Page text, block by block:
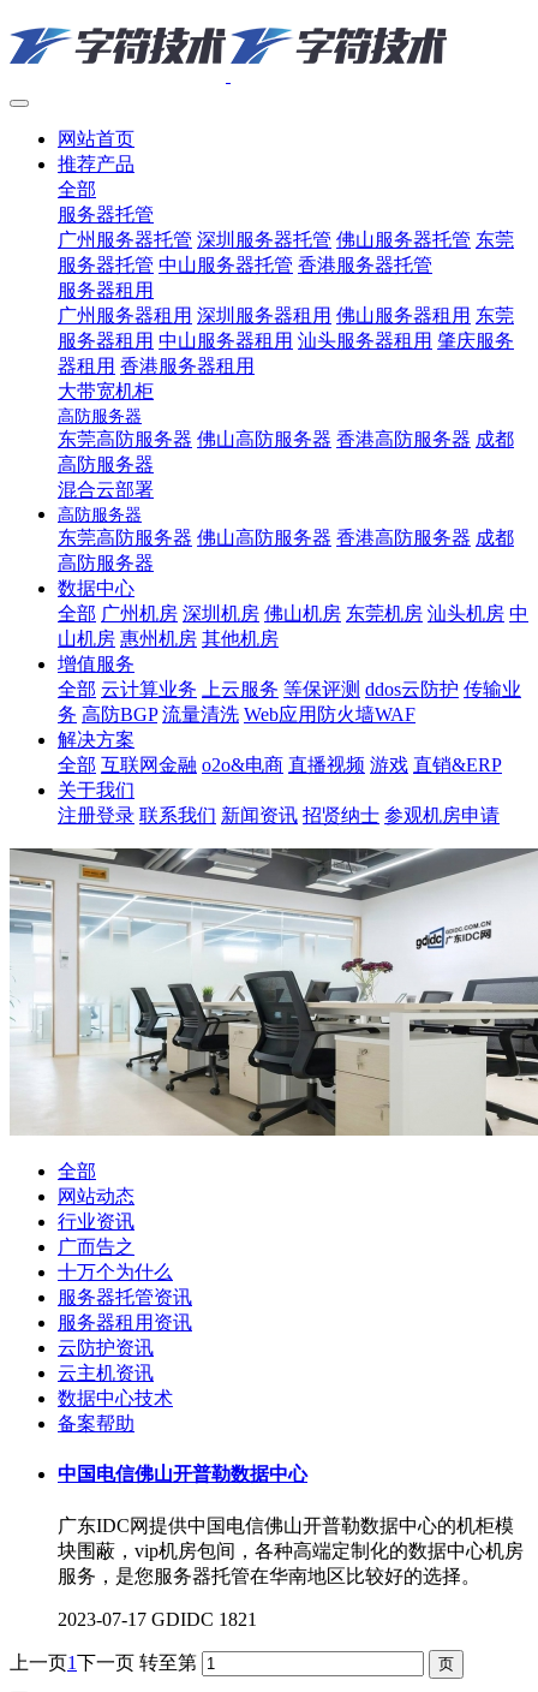
网站首页
推荐产品
全部
服务器托管
广州服务器托管 深圳服务器托管 佛山服务器托管 东莞
服务器托管 中山服务器托管 香港服务器托管
服务器租用
广州服务器租用 深圳服务器租用 佛山服务器租用 东莞
服务器租用 中山服务器租用 汕头服务器租用 肇庆服务
器租用 香港服务器租用
大带宽机柜
高防服务器
东莞高防服务器 佛山高防服务器 香港高防服务器 成都
高防服务器
混合云部署
高防服务器
东莞高防服务器 佛山高防服务器 香港高防服务器 成都
高防服务器
数据中心
全部 广州机房 深圳机房 佛山机房 东莞机房 汕头机房 中
山机房 惠州机房 其他机房
增值服务
全部 云计算业务 上云服务 等保评测 ddos云防护 传输业
务 高防BGP 流量清洗 Web应用防火墙WAF
解决方案
全部 互联网金融 o2o&电商 直播视频 游戏 直销&ERP
关于我们
注册登录 联系我们 新闻资讯 招贤纳士 参观机房申请
全部
网站动态
行业资讯
广而告之
十万个为什么
服务器托管资讯
服务器租用资讯
云防护资讯
云主机资讯
数据中心技术
备案帮助
中国电信佛山开普勒数据中心
广东IDC网提供中国电信佛山开普勒数据中心的机柜模
块围蔽，vip机房包间，各种高端定制化的数据中心机房
服务，是您服务器托管在华南地区比较好的选择。
2023-07-17 GDIDC 1821
上一页1下一页 转至第